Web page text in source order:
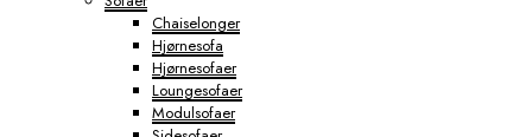
Chaiselonger
Hjørnesofa
Hjørnesofaer
Loungesofaer
Modulsofaer